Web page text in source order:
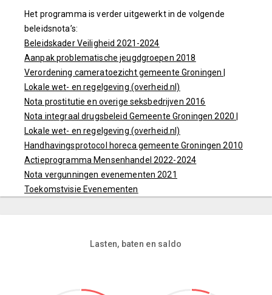
Het programma is verder uitgewerkt in de volgende
beleidsnota’s:
Beleidskader Veiligheid 2021-2024
Aanpak problematische jeugdgroepen 2018
Verordening cameratoezicht gemeente Groningen |
Lokale wet- en regelgeving (overheid.nl)
Nota prostitutie en overige seksbedrijven 2016
Nota integraal drugsbeleid Gemeente Groningen 2020 |
Lokale wet- en regelgeving (overheid.nl)
Handhavingsprotocol horeca gemeente Groningen 2010
Actieprogramma Mensenhandel 2022-2024
Nota vergunningen evenementen 2021
Toekomstvisie Evenementen
Lasten, baten en saldo